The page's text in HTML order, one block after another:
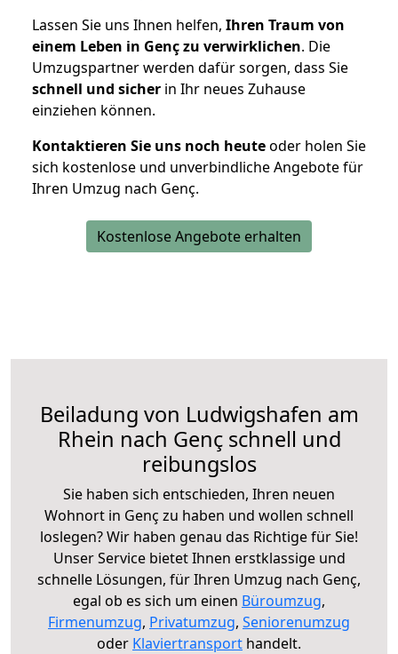
Lassen Sie uns Ihnen helfen, Ihren Traum von
einem Leben in Genç zu verwirklichen. Die
Umzugspartner werden dafür sorgen, dass Sie
schnell und sicher in Ihr neues Zuhause
einziehen können.
Kontaktieren Sie uns noch heuteoder holen Sie
sich kostenlose und unverbindliche Angebote für
Ihren Umzug nach Genç.
Kostenlose Angebote erhalten
Beiladung von Ludwigshafen am
Rhein nach Genç schnell und
reibungslos
Sie haben sich entschieden, Ihren neuen
Wohnort in Genç zu haben und wollen schnell
loslegen? Wir haben genau das Richtige für Sie!
Unser Service bietet Ihnen erstklassige und
schnelle Lösungen, für Ihren Umzug nach Genç,
egal ob es sich um einen Büroumzug,
Firmenumzug, Privatumzug, Seniorenumzug
oder Klaviertransport handelt.